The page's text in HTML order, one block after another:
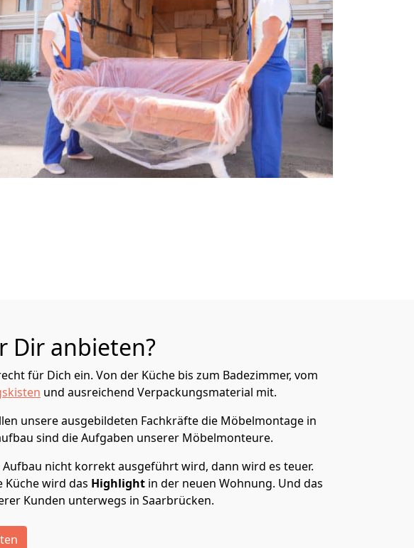
Dir anbieten?
für Dich ein. Von der Küche bis zum Badezimmer, vom
und ausreichend Verpackungsmaterial mit.
unsere ausgebildeten Fachkräfte die Möbelmontage in
sind die Aufgaben unserer Möbelmonteure.
nicht korrekt ausgeführt wird, dann wird es teuer.
Küche wird das Highlight in der neuen Wohnung. Und das
Kunden unterwegs in Saarbrücken.